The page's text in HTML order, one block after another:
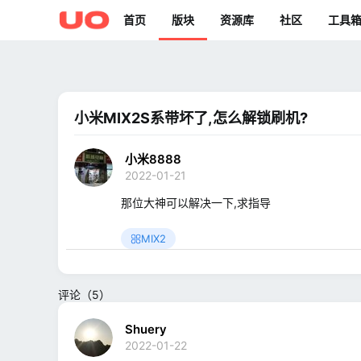
首页 版块 资源库 社区 工具箱
小米MIX2S系带坏了,怎么解锁刷机?
小米8888
2022-01-21
那位大神可以解决一下,求指导
MIX2
评论（5）
Shuery
2022-01-22